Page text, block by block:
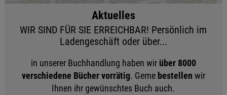
Aktuelles
WIR SIND FÜR SIE ERREICHBAR! Persönlich im
Ladengeschäft oder über...
in unserer Buchhandlung haben wir über 8000
verschiedene Bücher vorrätig. Gerne bestellen wir
Ihnen ihr gewünschtes Buch auch.